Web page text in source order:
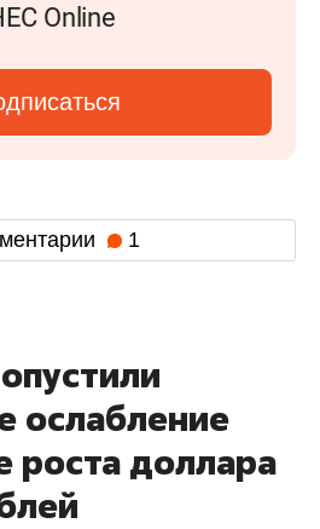
Online
1
ослабление
роста доллара